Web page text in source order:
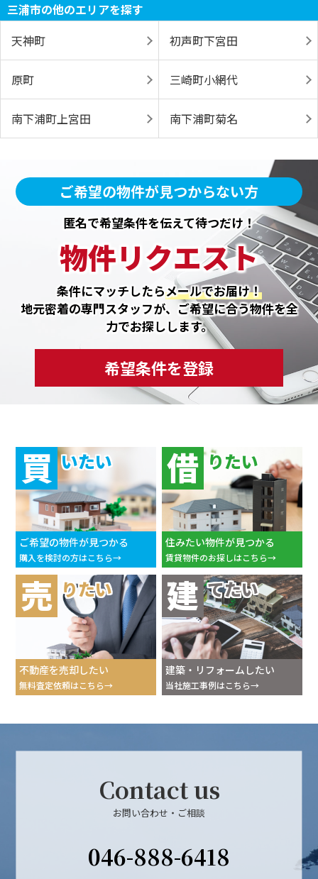
三浦市の他のエリアを探す
天神町
初声町下宮田
原町 三崎町小網代
南下浦町上宮田 南下浦町菊名
ご希望の物件が見つからない方
匿名で希望条件を伝えて待つだけ！
物件リクエスト
条件にマッチしたらメールでお届け！
地元密着の専門スタッフが、ご希望に合う物件を全
力でお探しします。
希望条件を登録
買 いたい
ご希望の物件が見つかる
購入を検討の方はこちら
借 りたい
住みたい物件が見つかる
賃貸物件のお探しはこちら
売 りたい
不動産を売却したい
無料査定依頼はこちら
建 てたい
建築・リフォームしたい
当社施工事例はこちら
Contact us
お問い合わせ・ご相談
046-888-6418